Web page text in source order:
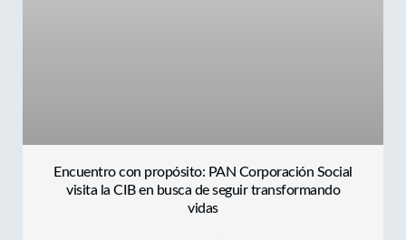
Encuentro con propósito: PAN Corporación Social
visita la CIB en busca de seguir transformando
vidas